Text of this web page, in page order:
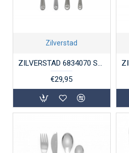
Zilverstad
ZILVERSTAD 6834070 STALEN KINDERBESTEK 4-DELIG BOERDERIJDIEREN
€29,95